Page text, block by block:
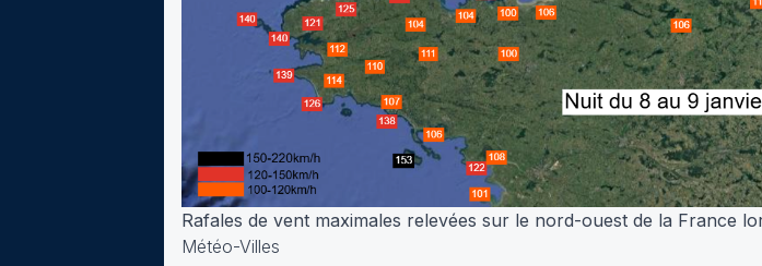
Rafales de vent maximales relevées sur le nord-ouest de la France
Météo-Villes